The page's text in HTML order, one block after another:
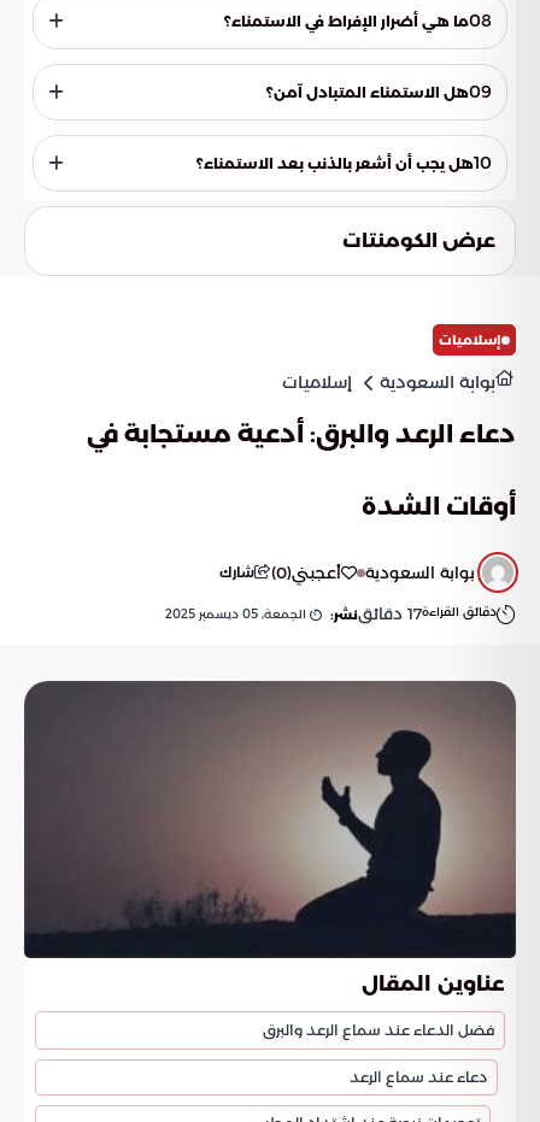
وتجنب المواد الإباحية، وممارسة الأنشطة التي تشتت الانتباه، وإذا
لم تنجح هذه الطرق، ينصح بالرجوع إلى الطبيب المختص.
08ما هي أضرار الإفراط في الاستمناء؟
الإفراط في الاستمناء قد يؤدي إلى اضطرابات مثل كسر القضيب
أو مرض بيروني، والتهابات في الأعضاء التناسلية، وسرعة القذف أو
تأخر القذف، ومضاعفات نفسية وعصبية.
09هل الاستمناء المتبادل آمن؟
الاستمناء المتبادل قد يكون وسيلة آمنة لاستكشاف النشاط
الجنسي مع شخص آخر، مع عدم وجود خطر للحمل أو الأمراض
المنقولة جنسيًا، إذا لم يكن هناك اتصال مباشر.
10هل يجب أن أشعر بالذنب بعد الاستمناء؟
الشعور بالذنب بعد الاستمناء غالبًا ما يكون نتيجة لرسائل سلبية
وإذا كانت المشاعر السلبية تؤثر على الصحة، يمكن اللجوء إلى
الطبيب المختص.
عرض الكومنتات
إسلاميات
بوابة السعودية إسلاميات
دعاء الرعد والبرق: أدعية مستجابة في
أوقات الشدة
بوابة السعودية أعجبني(
0
) شارك
دقائق القراءة17 دقائقنشر: الجمعة, 05 ديسمبر 2025
عناوين المقال
فضل الدعاء عند سماع الرعد والبرق
دعاء عند سماع الرعد